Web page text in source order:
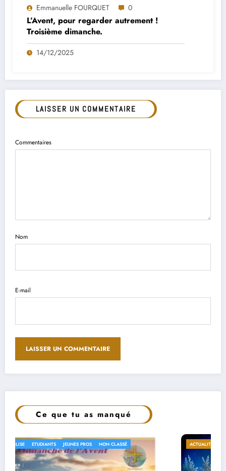
Emmanuelle FOURQUET 0
L’Avent, pour regarder autrement !
Troisième dimanche.
14/12/2025
LAISSER UN COMMENTAIRE
Commentaires
Nom
E-mail
Ce que tu as manqué
ACTUALITÉS EN EGLISE ETUDIANTS JEUNES PROS NON CLASSÉ